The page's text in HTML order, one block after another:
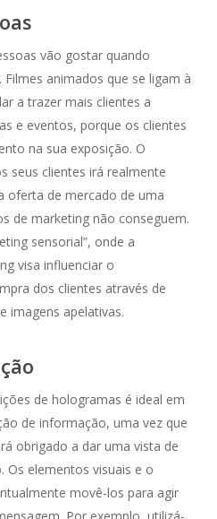
vão gostar quando
animados que se ligam à
a trazer mais clientes a
e eventos, porque os clientes
na sua exposição. O
seus clientes irá realmente
oferta de mercado de uma
de marketing não conseguem.
sensorial”, onde a
visa influenciar o
dos clientes através de
imagens apelativas.
de hologramas é ideal em
de informação, uma vez que
obrigado a dar uma vista de
Os elementos visuais e o
movê-los para agir